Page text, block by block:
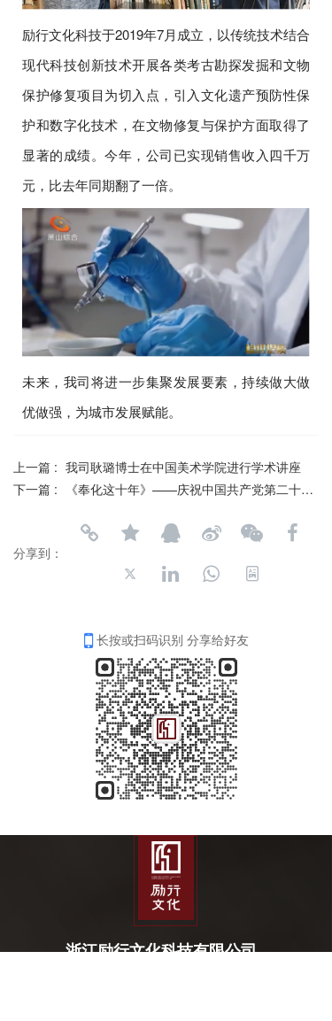
励行文化科技于2019年7月成立，以传统技术结合
现代科技创新技术开展各类考古勘探发掘和文物
保护修复项目为切入点，引入文化遗产预防性保
护和数字化技术，在文物修复与保护方面取得了
显著的成绩。今年，公司已实现销售收入四千万
元，比去年同期翻了一倍。
未来，我司将进一步集聚发展要素，持续做大做
优做强，为城市发展赋能。
上一篇 : 我司耿璐博士在中国美术学院进行学术讲座
下一篇 :
《奉化这十年》——庆祝中国共产党第二十次全国代表大会胜利召开主题展
分享到：
长按或扫码识别 分享给好友
浙江励行文化科技有限公司